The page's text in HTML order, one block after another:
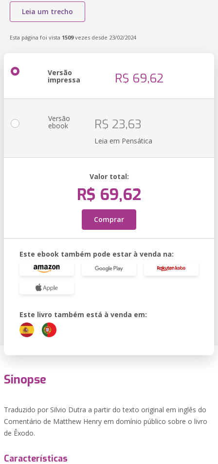
Leia um trecho
Esta página foi vista 1509vezes desde 23/02/2024
Versão
impressa R$ 69,62
Versão
ebook R$ 23,63
Leia em Pensática
Valor total:
R$ 69,62
Comprar
Este ebook também pode estar à venda na:
Este livro também está à venda em:
Sinopse
Traduzido por Silvio Dutra a partir do texto original em inglês do
Comentário de Matthew Henry em domínio público sobre o livro
de Êxodo.
Características